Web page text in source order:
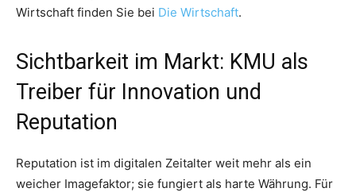
Wirtschaft finden Sie bei Die Wirtschaft.
Sichtbarkeit im Markt: KMU als
Treiber für Innovation und
Reputation
Reputation ist im digitalen Zeitalter weit mehr als ein
weicher Imagefaktor; sie fungiert als harte Währung. Für